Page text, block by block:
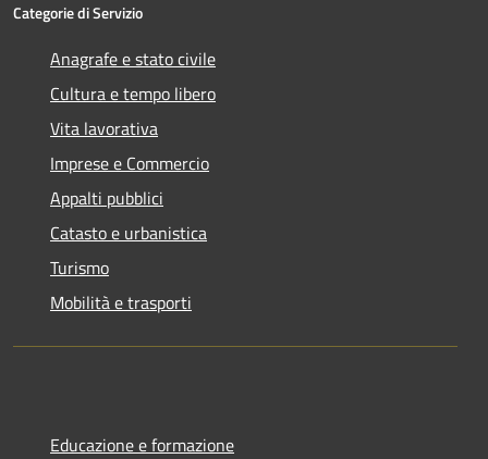
Categorie di Servizio
Anagrafe e stato civile
Cultura e tempo libero
Vita lavorativa
Imprese e Commercio
Appalti pubblici
Catasto e urbanistica
Turismo
Mobilità e trasporti
Educazione e formazione